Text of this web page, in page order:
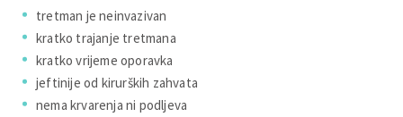
tretman je neinvazivan
kratko trajanje tretmana
kratko vrijeme oporavka
jeftinije od kirurških zahvata
nema krvarenja ni podljeva